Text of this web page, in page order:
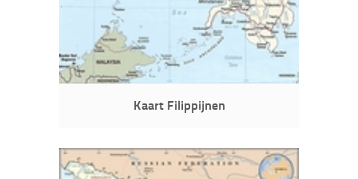
Kaart Filippijnen